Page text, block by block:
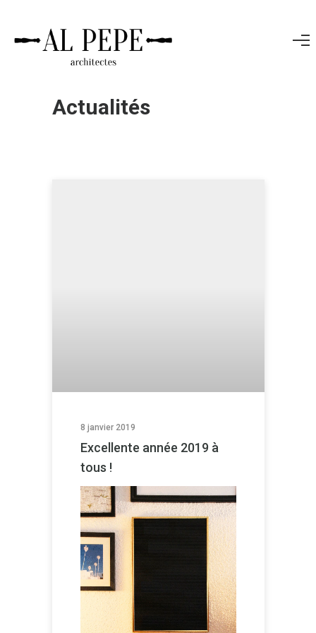
Actualités
8 janvier 2019
Excellente année 2019 à
tous !
L
e
c
t
e